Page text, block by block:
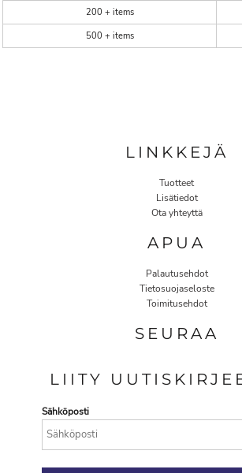
200 + items
500 + items
LINKKEJÄ
Tuotteet
Lisätiedot
Ota yhteyttä
APUA
Palautusehdot
Tietosuojaseloste
Toimitusehdot
SEURAA
LIITY
Sähköposti